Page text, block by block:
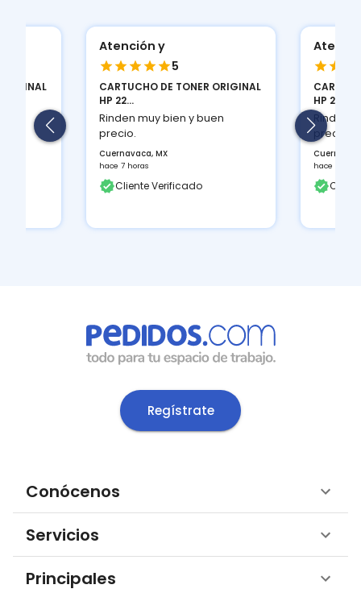
Atención y
5
CARTUCHO DE TONER ORIGINAL
HP 22...
Rinden muy bien y buen
precio.
Cuernavaca, MX
hace 7 horas
Cliente Verificado
HP 22...
Rinden
precio.
hace 7
Regístrate
Conócenos
Servicios
Principales